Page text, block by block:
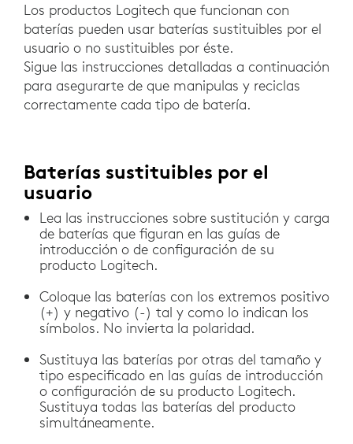
Los productos Logitech que funcionan con
baterías pueden usar baterías sustituibles por el
usuario o no sustituibles por éste.
Sigue las instrucciones detalladas a continuación
para asegurarte de que manipulas y reciclas
correctamente cada tipo de batería.
Baterías sustituibles por el
usuario
Lea las instrucciones sobre sustitución y carga
de baterías que figuran en las guías de
introducción o de configuración de su
producto Logitech.
Coloque las baterías con los extremos positivo
(+) y negativo (-) tal y como lo indican los
símbolos. No invierta la polaridad.
Sustituya las baterías por otras del tamaño y
tipo especificado en las guías de introducción
o configuración de su producto Logitech.
Sustituya todas las baterías del producto
simultáneamente.